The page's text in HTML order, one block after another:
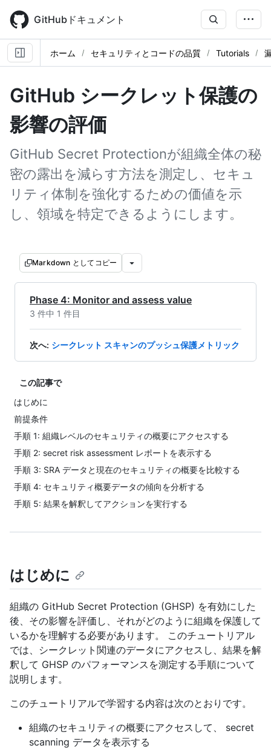
main
content
GitHubドキュメント
ホーム セキュリティとコードの品質 Tutorials
GitHub シークレット保護の
影響の評価
GitHub Secret Protectionが組織全体の秘
密の露出を減らす方法を測定し、セキュ
リティ体制を強化するための価値を示
し、領域を特定できるようにします。
Markdown としてコピー
Phase 4: Monitor and assess value
3 件中 1 件目
次へ: シークレット スキャンのプッシュ保護メトリック
この記事で
はじめに
前提条件
手順 1: 組織レベルのセキュリティの概要にアクセスする
手順 2: secret risk assessment レポートを表示する
手順 3: SRA データと現在のセキュリティの概要を比較する
手順 4: セキュリティ概要データの傾向を分析する
手順 5: 結果を解釈してアクションを実行する
はじめに
組織の GitHub Secret Protection (GHSP) を有効にした
後、その影響を評価し、それがどのように組織を保護して
いるかを理解する必要があります。 このチュートリアル
では、シークレット関連のデータにアクセスし、結果を解
釈して GHSP のパフォーマンスを測定する手順について
説明します。
このチュートリアルで学習する内容は次のとおりです。
組織のセキュリティの概要にアクセスして、 secret
scanning データを表示する